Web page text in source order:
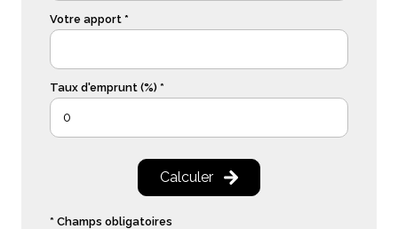
Votre apport *
Taux d'emprunt (%) *
Calculer
* Champs obligatoires